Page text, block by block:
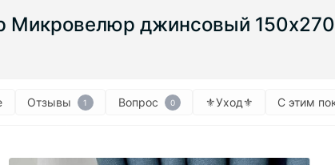
Микровелюр джинсовый
Отзывы 1 Вопрос 0 ⚜︎Уход⚜︎ С этим